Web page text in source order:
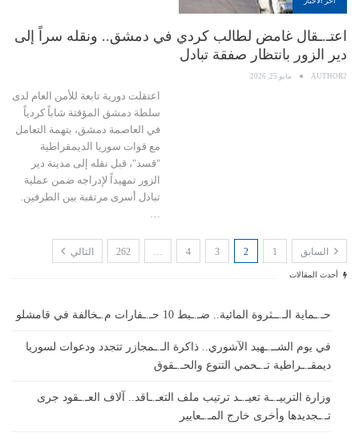
اعتـ.ـقال غامض لطالب كردي في دمشق.. ونقله سراً إلى
دير الزور بانتظار صفقة تبادل
AUTHOR2 مايو 25, 2026
اعتقلت دورية تابعة للأمن العام لدى
سلطة دمشق المؤقتة شاباً كردياً
في العاصمة دمشق، بتهمة التعامل
مع قوات سوريا الديمقراطية
"قسد"، قبل نقله إلى مدينة دير
الزور تمهيداً لإدراجه ضمن عملية
تبادل أسرى مرتقبة بين الطرفين.
…
السابق 1
2
3
4
…
262 التالي
أحدث المقالات
حـ.ـماية الـ.ــثروة المائية.. ضـ.ـبط 10 حـ.ـفارات م.ـخالفة في قامشلو
في يوم الشــ.ـهيد الآشوري.. ذاكرة الـ.ـمجازر تتجدد ودعوات لسوريا
ديمقـ.ـراطية تـ.ـحمي التنوع والحـ.ـقوق
وزارة التربيـ.ـة تعيـ.ـد ترتيب ملف التعـ.ـاقد.. آلاف العـ.ـقود جرى
تـ.ـجديدها وأخرى خارج المـ.ـعايير